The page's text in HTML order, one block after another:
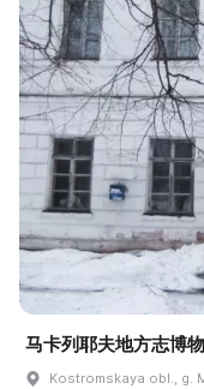
马卡列耶夫地方志博
Kostromskaya obl., g.